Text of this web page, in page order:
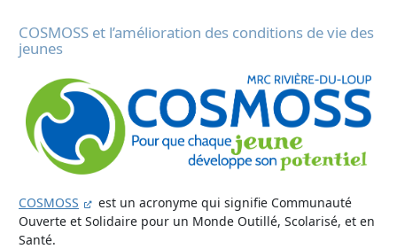
COSMOSS et l’amélioration des conditions de vie des
jeunes
COSMOSS
est un acronyme qui signifie Communauté
Ouverte et Solidaire pour un Monde Outillé, Scolarisé, et en
Santé.